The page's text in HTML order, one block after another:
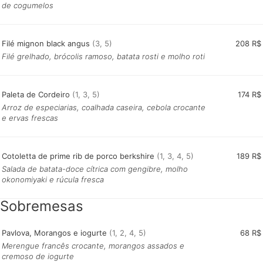
de cogumelos
Filé mignon black angus (3, 5)
208 R$
Filé grelhado, brócolis ramoso, batata rosti e molho roti
Paleta de Cordeiro (1, 3, 5)
174 R$
Arroz de especiarias, coalhada caseira, cebola crocante
e ervas frescas
Cotoletta de prime rib de porco berkshire (1, 3, 4, 5)
189 R$
Salada de batata-doce cítrica com gengibre, molho
okonomiyaki e rúcula fresca
Sobremesas
Pavlova, Morangos e iogurte (1, 2, 4, 5)
68 R$
Merengue francês crocante, morangos assados e
cremoso de iogurte